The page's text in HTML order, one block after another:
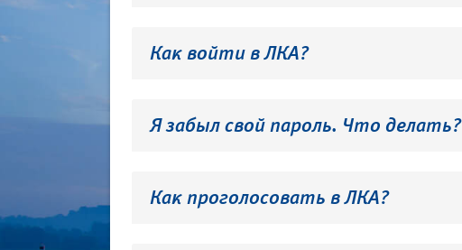
Как войти в ЛКА?
Я забыл свой пароль. Что делать?
Как проголосовать в ЛКА?